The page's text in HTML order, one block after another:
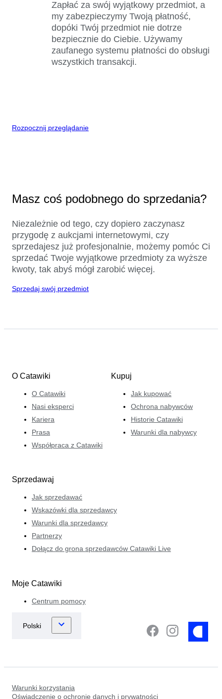
Zapłać za swój wyjątkowy przedmiot, a
my zabezpieczymy Twoją płatność,
dopóki Twój przedmiot nie dotrze
bezpiecznie do Ciebie. Używamy
zaufanego systemu płatności do obsługi
wszystkich transakcji.
Rozpocznij przeglądanie
Masz coś podobnego do sprzedania?
Niezależnie od tego, czy dopiero zaczynasz
przygodę z aukcjami internetowymi, czy
sprzedajesz już profesjonalnie, możemy pomóc Ci
sprzedać Twoje wyjątkowe przedmioty za wyższe
kwoty, tak abyś mógł zarobić więcej.
Sprzedaj swój przedmiot
O Catawiki
O Catawiki
Nasi eksperci
Kariera
Prasa
Współpraca z Catawiki
Kupuj
Jak kupować
Ochrona nabywców
Historie Catawiki
Warunki dla nabywcy
Sprzedawaj
Jak sprzedawać
Wskazówki dla sprzedawcy
Warunki dla sprzedawcy
Partnerzy
Dołącz do grona sprzedawców Catawiki Live
Moje Catawiki
Centrum pomocy
Warunki korzystania
Oświadczenie o ochronie danych i prywatności